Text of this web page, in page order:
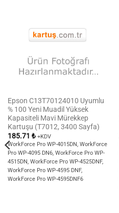
Epson C13T70124010 Uyumlu
% 100 Yeni Muadil Yüksek
Kapasiteli Mavi Mürekkep
Kartuşu (T7012, 3400 Sayfa)
185.71 ₺ +KDV
WorkForce Pro WP-4015DN, WorkForce
Pro WP-4095 DN6, WorkForce Pro WP-
4515DN, WorkForce Pro WP-4525DNF,
WorkForce Pro WP-4595 DNF,
WorkForce Pro WP-4595DNF6